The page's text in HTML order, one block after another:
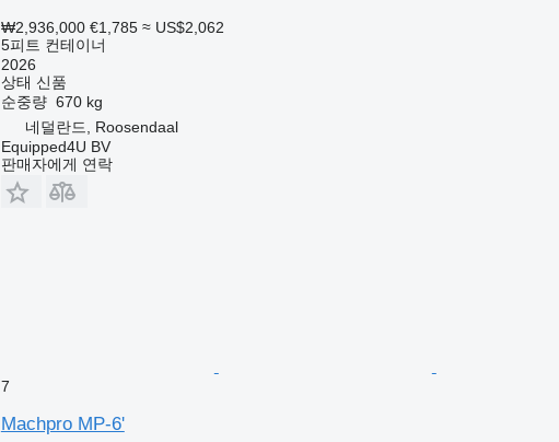
₩2,936,000 €1,785 ≈ US$2,062
5피트 컨테이너
2026
상태 신품
순중량 670 kg
네덜란드, Roosendaal
Equipped4U BV
판매자에게 연락
7
Machpro MP-6'